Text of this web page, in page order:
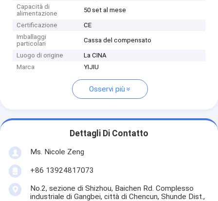
Capacità di
alimentazione
50 set al mese
Certificazione
CE
Imballaggi
particolari
Cassa del compensato
Luogo di origine
La CINA
Marca
YIJIU
Osservi più
Dettagli Di Contatto
Ms. Nicole Zeng
+86 13924817073
No.2, sezione di Shizhou, Baichen Rd. Complesso
industriale di Gangbei, città di Chencun, Shunde Dist.,